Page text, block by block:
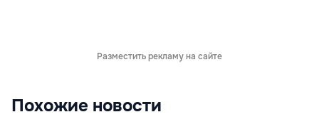
Разместить рекламу на сайте
Похожие новости